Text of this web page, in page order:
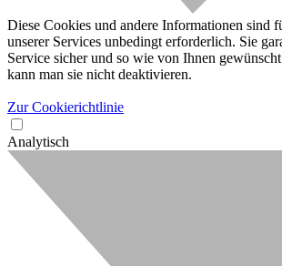
Diese Cookies und andere Informationen sind
unserer Services unbedingt erforderlich. Sie
Service sicher und so wie von Ihnen
kann man sie nicht deaktivieren.
Zur Cookierichtlinie
Analytisch